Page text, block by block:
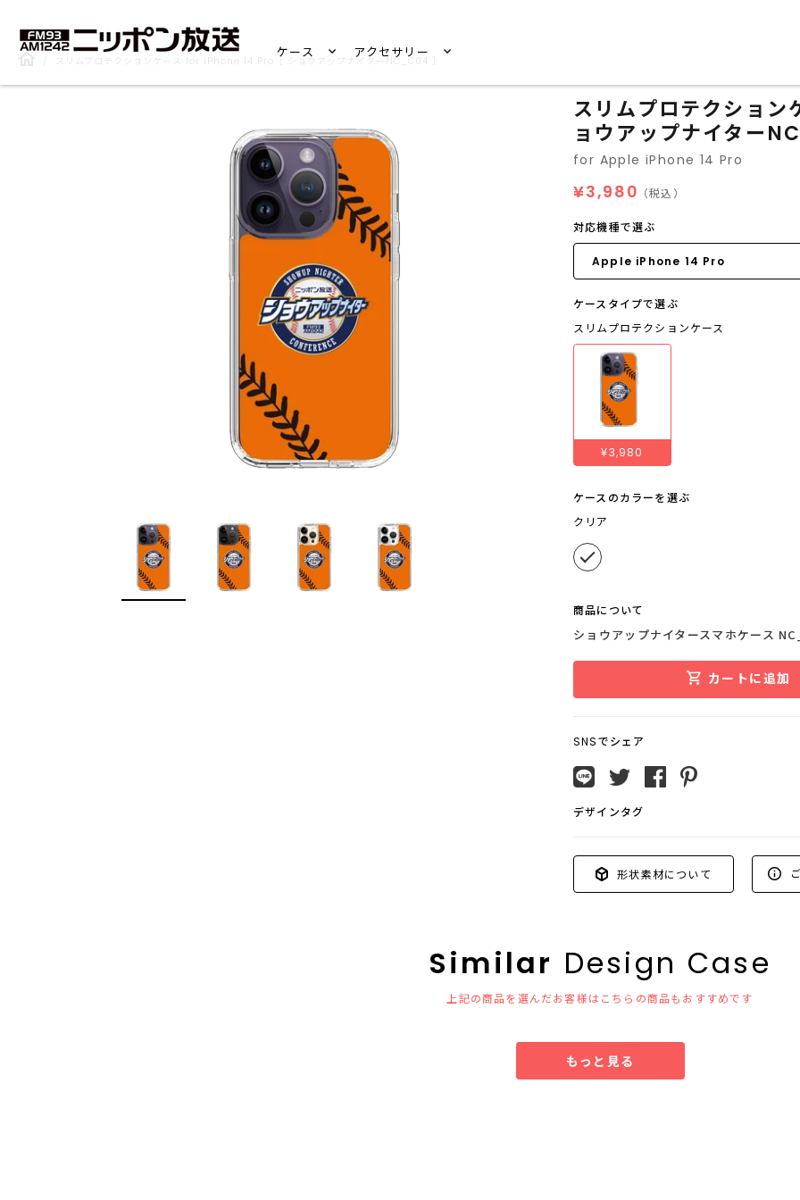
ケース アクセサリー
スリムプロテクションケース for iPhone 14 Pro［ ショウアップナイターNC_C04 ］
スリムプロテクショ
ョウアップナイター
for Apple iPhone 14 Pro
¥3,980 （税込）
対応機種で選ぶ
ケースタイプで選ぶ
スリムプロテクションケース
¥3,980
ケースのカラーを選ぶ
クリア
商品について
ショウアップナイタースマホケース
カートに追加
SNSでシェア
デザインタグ
形状素材について
Similar Design Case
上記の商品を選んだお客様はこちらの商品もおすすめです
もっと見る